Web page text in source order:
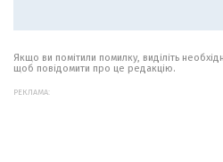
Якщо ви помітили помилку, виділіть
щоб повідомити про це редакцію.
РЕКЛАМА: